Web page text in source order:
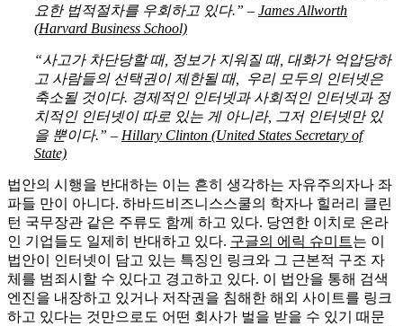
요한 법적절차를 우회하고 있다.” – James Allworth
(Harvard Business School)
“사고가 차단당할 때, 정보가 지워질 때, 대화가 억압당하
고 사람들의 선택권이 제한될 때, 우리 모두의 인터넷은
축소될 것이다. 경제적인 인터넷과 사회적인 인터넷과 정
치적인 인터넷이 따로 있는 게 아니라, 그저 인터넷만 있
을 뿐이다.” – Hillary Clinton (United States Secretary of
State)
법안의 시행을 반대하는 이는 흔히 생각하는 자유주의자나 좌
파들 만이 아니다. 하바드비즈니스스쿨의 학자나 힐러리 클린
턴 국무장관 같은 주류도 함께 하고 있다. 당연한 이치로 온라
인 기업들도 일제히 반대하고 있다. 구글의 에릭 슈미트는 이
법안이 인터넷이 담고 있는 특징인 링크와 그 근본적 구조 자
체를 범죄시할 수 있다고 경고하고 있다. 이 법안을 통해 검색
엔진을 내장하고 있거나 저작권을 침해한 해외 사이트를 링크
하고 있다는 것만으로도 어떤 회사가 벌을 받을 수 있기 때문